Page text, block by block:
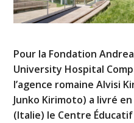
Pour la Fondation
University Hospital
l’agence romaine Alvisi
Junko Kirimoto) a livré
(Italie) le Centre